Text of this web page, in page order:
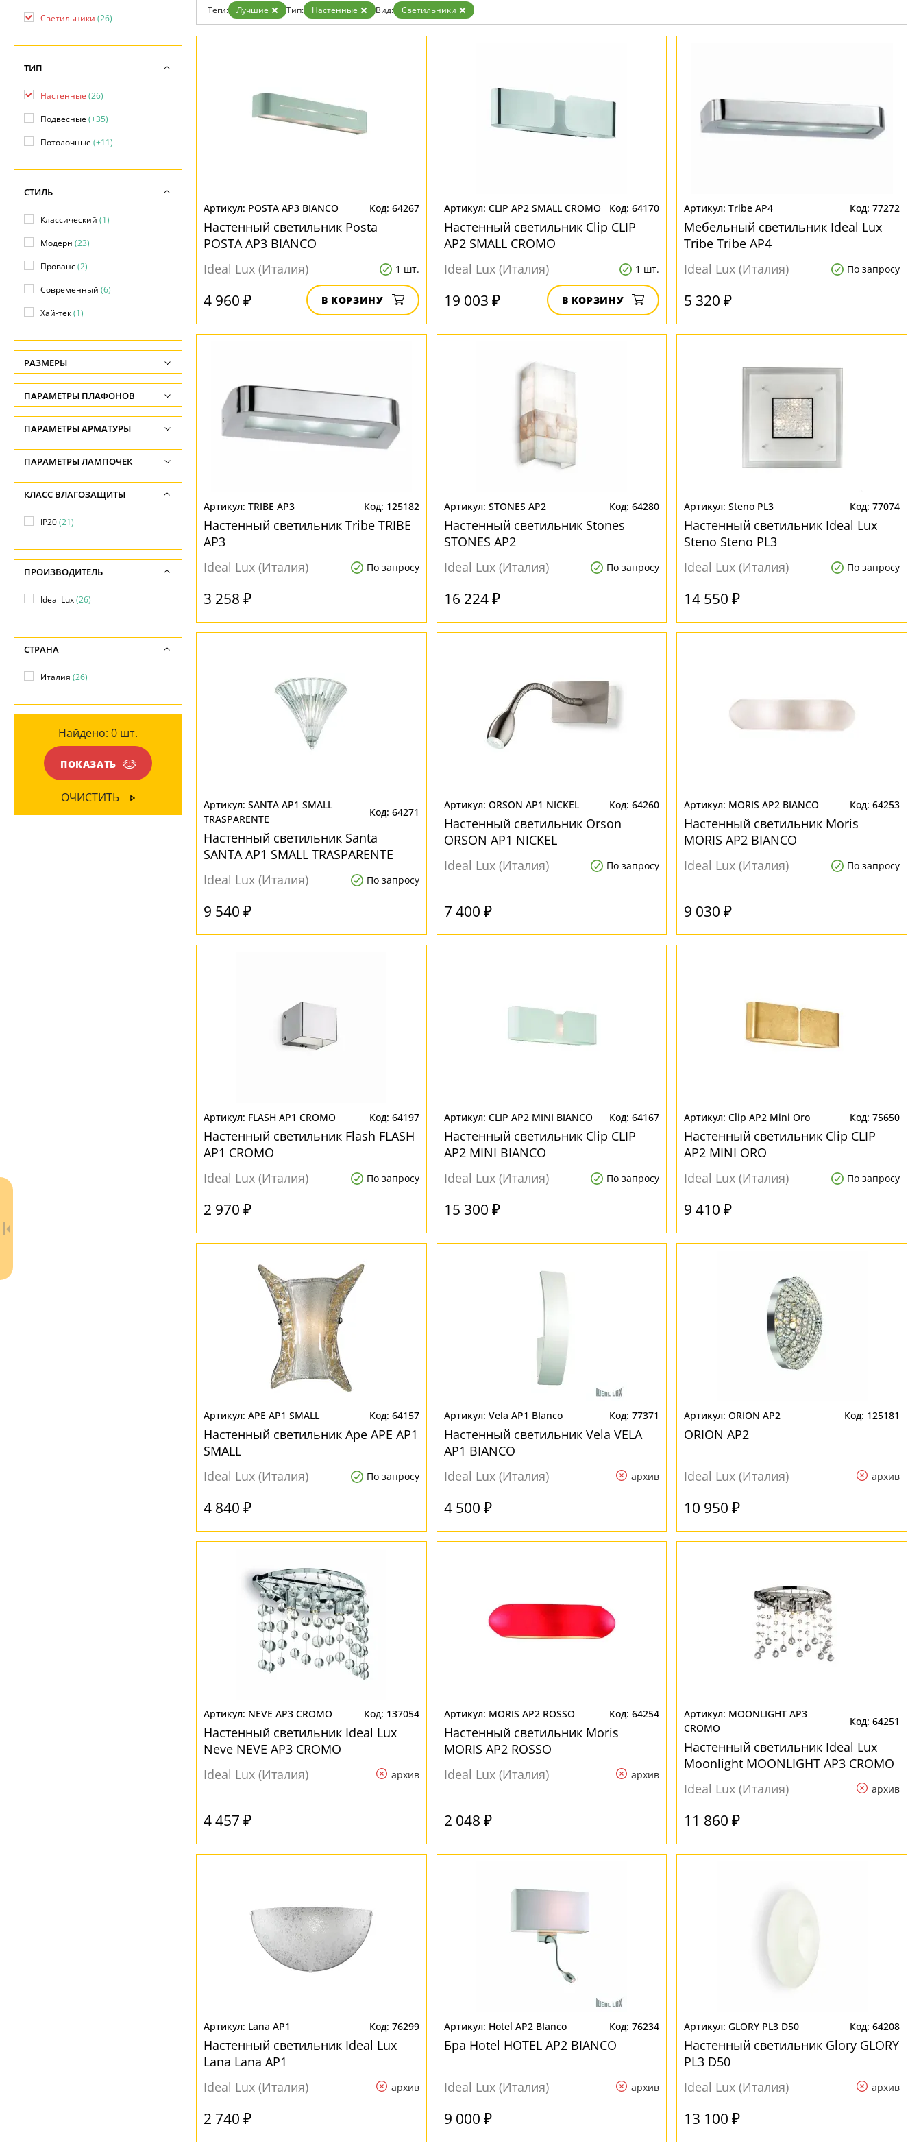
Установка
Контакты
- бесплатная доставка
Теги: Лучшие Тип: Настенные Вид: Светильники
POSTA AP3 BIANCO 64267
Настенный светильник Posta
POSTA AP3 BIANCO
Ideal Lux (Италия)
1 шт.
4 960 ₽ В КОРЗИНУ
CLIP AP2 SMALL CROMO 64170
Настенный светильник Clip CLIP
AP2 SMALL CROMO
Ideal Lux (Италия)
1 шт.
19 003 ₽ В КОРЗИНУ
Tribe AP4 77272
Мебельный светильник Ideal Lux
Tribe Tribe AP4
Ideal Lux (Италия)
По запросу
5 320 ₽
TRIBE AP3 125182
Настенный светильник Tribe TRIBE
AP3
Ideal Lux (Италия)
По запросу
3 258 ₽
STONES AP2 64280
Настенный светильник Stones
STONES AP2
Ideal Lux (Италия)
По запросу
16 224 ₽
Steno PL3 77074
Настенный светильник Ideal Lux
Steno Steno PL3
Ideal Lux (Италия)
По запросу
14 550 ₽
SANTA AP1 SMALL
TRASPARENTE
64271
Настенный светильник Santa
SANTA AP1 SMALL TRASPARENTE
Ideal Lux (Италия)
По запросу
9 540 ₽
ORSON AP1 NICKEL 64260
Настенный светильник Orson
ORSON AP1 NICKEL
Ideal Lux (Италия)
По запросу
7 400 ₽
MORIS AP2 BIANCO 64253
Настенный светильник Moris
MORIS AP2 BIANCO
Ideal Lux (Италия)
По запросу
9 030 ₽
FLASH AP1 CROMO 64197
Настенный светильник Flash FLASH
AP1 CROMO
Ideal Lux (Италия)
По запросу
2 970 ₽
CLIP AP2 MINI BIANCO 64167
Настенный светильник Clip CLIP
AP2 MINI BIANCO
Ideal Lux (Италия)
По запросу
15 300 ₽
Clip AP2 Mini Oro 75650
Настенный светильник Clip CLIP
AP2 MINI ORO
Ideal Lux (Италия)
По запросу
9 410 ₽
APE AP1 SMALL 64157
Настенный светильник Ape APE AP1
SMALL
Ideal Lux (Италия)
По запросу
4 840 ₽
Vela AP1 BIanco 77371
Настенный светильник Vela VELA
AP1 BIANCO
Ideal Lux (Италия)
архив
4 500 ₽
ORION AP2 125181
ORION AP2
Ideal Lux (Италия) архив
10 950 ₽
NEVE AP3 CROMO 137054
Настенный светильник Ideal Lux
Neve NEVE AP3 CROMO
Ideal Lux (Италия)
архив
4 457 ₽
MORIS AP2 ROSSO 64254
Настенный светильник Moris
MORIS AP2 ROSSO
Ideal Lux (Италия)
архив
2 048 ₽
MOONLIGHT AP3
CROMO
64251
Настенный светильник Ideal Lux
Moonlight MOONLIGHT AP3 CROMO
Ideal Lux (Италия)
архив
11 860 ₽
Lana AP1 76299
Настенный светильник Ideal Lux
Lana Lana AP1
Ideal Lux (Италия)
архив
2 740 ₽
Hotel AP2 BIanco 76234
Бра Hotel HOTEL AP2 BIANCO
Ideal Lux (Италия) архив
9 000 ₽
GLORY PL3 D50 64208
Настенный светильник Glory GLORY
PL3 D50
Ideal Lux (Италия)
архив
13 100 ₽
Светильники (26)
ТИП
Настенные (26)
Подвесные(+35)
Потолочные(+11)
СТИЛЬ
Классический (1)
Модерн (23)
Прованс(2)
Современный (6)
Хай-тек(1)
РАЗМЕРЫ
Высота, см
-
Глубина, см
-
Ширина, см
-
Диаметр, см
Длина, см
ПАРАМЕТРЫ ПЛАФОНОВ
ФОРМА ПЛАФОНА
Прямоугольник(2)
другая(9)
квадратная(4)
круглая
Матовый(4)
НАПРАВЛЕНИЕ
МАТЕРИАЛ
ПАРАМЕТРЫ АРМАТУРЫ
ЦВЕТ АРМАТУРЫ
Бежевый(1)
Матовый(1)
Никель(1)
Хром(12)
ПОВЕРХНОСТЬ
Глянцевый
Матовый(1)
ПАРАМЕТРЫ ЛАМПОЧЕК
Количество ламп
-
Общая мощность ламп
-
Напряжение
КЛАСС ВЛАГОЗАЩИТЫ
IP20(21)
ПРОИЗВОДИТЕЛЬ
Ideal Lux(26)
СТРАНА
Италия (26)
Найдено: 0 шт.
ПОКАЗАТЬ
ОЧИСТИТЬ